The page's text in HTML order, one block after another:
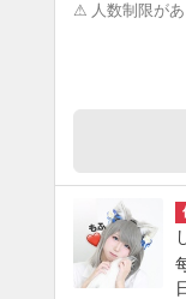
⚠︎ 人数制限があ